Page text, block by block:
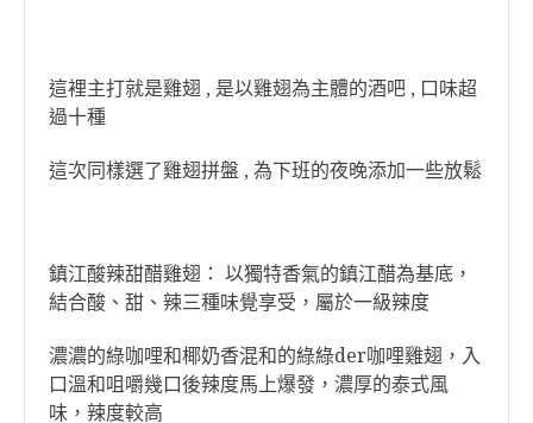
這裡主打就是雞翅 , 是以雞翅為主體的酒吧 , 口味超
過十種
這次同樣選了雞翅拼盤 , 為下班的夜晚添加一些放鬆
鎮江酸辣甜醋雞翅： 以獨特香氣的鎮江醋為基底，
結合酸、甜、辣三種味覺享受，屬於一級辣度
濃濃的綠咖哩和椰奶香混和的綠綠der咖哩雞翅，入
口溫和咀嚼幾口後辣度馬上爆發，濃厚的泰式風
味，辣度較高